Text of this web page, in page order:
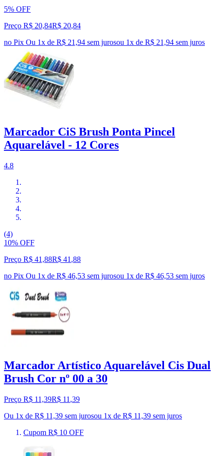
5% OFF
Preço R$ 20,84R$ 20,84
no Pix Ou 1x de R$ 21,94 sem jurosou 1x de R$ 21,94 sem juros
Marcador CiS Brush Ponta Pincel
Aquarelável - 12 Cores
4.8
(4)
10% OFF
Preço R$ 41,88R$ 41 ,88
no Pix Ou 1x de R$ 46,53 sem jurosou 1x de R$ 46,53 sem juros
Marcador Artístico Aquarelável Cis Dual
Brush Cor nº 00 a 30
Preço R$ 11,39R$ 11 ,39
Ou 1x de R$ 11,39 sem jurosou 1x de R$ 11,39 sem juros
Cupom R$ 10 OFF